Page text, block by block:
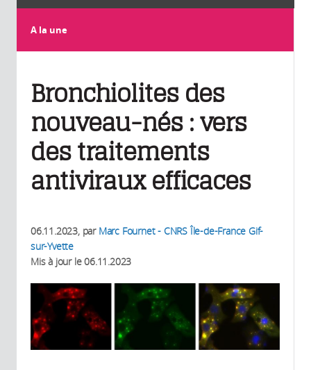
A la une
Bronchiolites des
nouveau-nés : vers
des traitements
antiviraux efficaces
06.11.2023, par Marc Fournet - CNRS Île-de-France Gif-
sur-Yvette
Mis à jour le06.11.2023